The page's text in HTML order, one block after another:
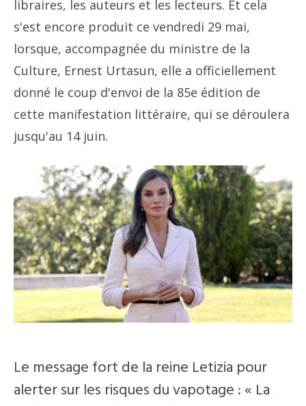
libraires, les auteurs et les lecteurs. Et cela
s'est encore produit ce vendredi 29 mai,
lorsque, accompagnée du ministre de la
Culture, Ernest Urtasun, elle a officiellement
donné le coup d'envoi de la 85e édition de
cette manifestation littéraire, qui se déroulera
jusqu'au 14 juin.
Le message fort de la reine Letizia pour
alerter sur les risques du vapotage : « La